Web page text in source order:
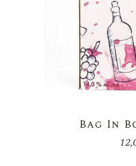
Bag In